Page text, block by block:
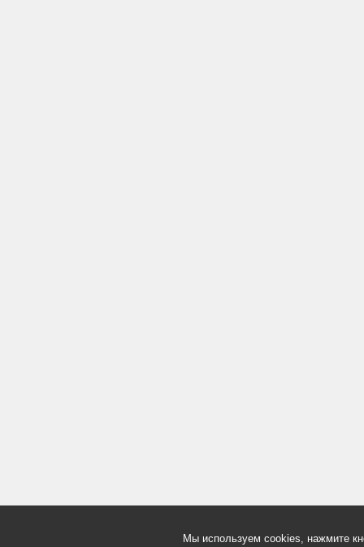
Мы используем cookies, нажмите